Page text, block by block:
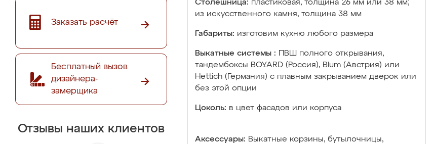
Заказать расчёт
Бесплатный вызов
дизайнера-
замерщика
Отзывы наших клиентов
Столешница: пластиковая, толщина 26 мм или 38 мм;
из искусственного камня, толщина 38 мм
Габариты: изготовим кухню любого размера
Выкатные системы :
ПВШ полного открывания,
тандембоксы BOYARD (Россия), Blum (Австрия) или
Hettich (Германия) с плавным закрыванием дверок или
без этой опции
Цоколь: в цвет фасадов или корпуса
Аксессуары: Выкатные корзины, бутылочницы,